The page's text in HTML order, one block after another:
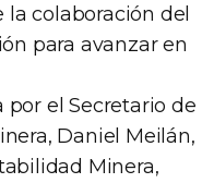
colaboración del
para avanzar en
el Secretario de
Daniel Meilán,
Minera,